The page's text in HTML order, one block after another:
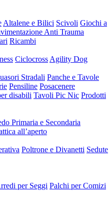
Altalene e Bilici Scivoli Giochi a
Anti Trauma
Ricambi
Ciclocross Agility Dog
Stradali Panche e Tavole
Pensiline Posacenere
disabili Tavoli Pic Nic Prodotti
Primaria e Secondaria
all’aperto
Poltrone e Divanetti Sedute
per Seggi Palchi per Comizi